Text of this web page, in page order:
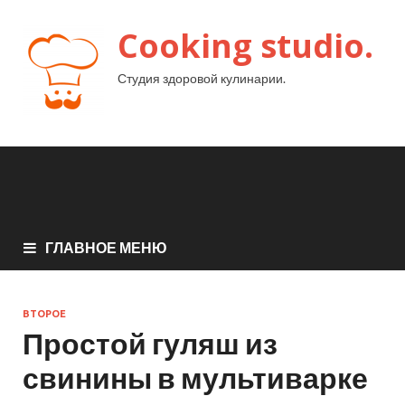
Cooking studio.
Студия здоровой кулинарии.
ГЛАВНОЕ МЕНЮ
ВТОРОЕ
Простой гуляш из
свинины в мультиварке